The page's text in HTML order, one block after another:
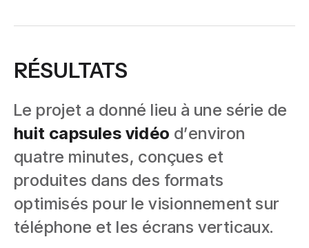
RÉSULTATS
Le projet a donné lieu à une série de
huit capsules vidéo d’environ
quatre minutes, conçues et
produites dans des formats
optimisés pour le visionnement sur
téléphone et les écrans verticaux.